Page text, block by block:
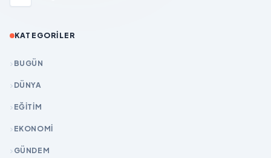
KATEGORILER
BUGÜN
DÜNYA
EĞİTİM
EKONOMİ
GÜNDEM